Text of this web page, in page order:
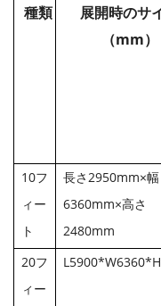
種類
展開時のサ
（mm）
10フ
ィー
ト
長さ2950mm×幅
6360mm×高さ
2480mm
20フ
ィー